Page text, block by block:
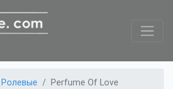
Ролевые Perfume Of Love